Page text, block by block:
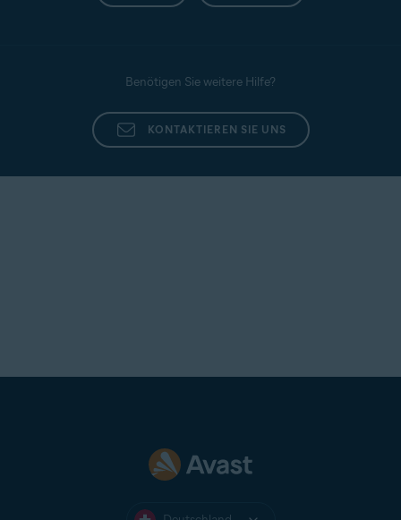
Benötigen Sie weitere Hilfe?
KONTAKTIEREN SIE UNS